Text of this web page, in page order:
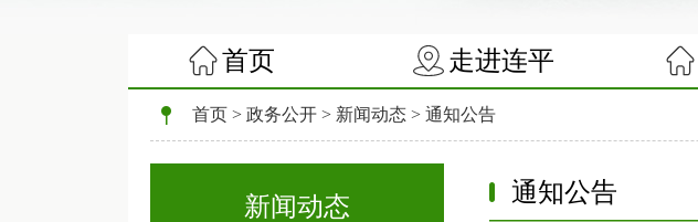
首页 走进连平
首页 > 政务公开 > 新闻动态 > 通知公告
新闻动态 通知公告